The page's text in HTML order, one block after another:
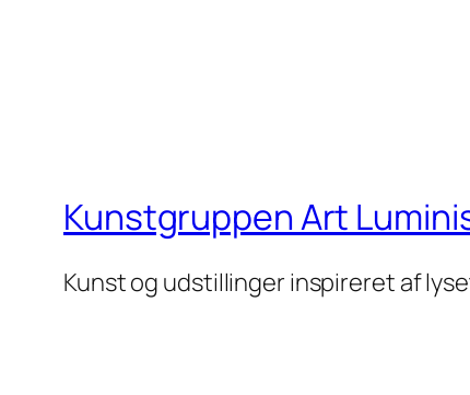
Kunstgruppen Art
Kunst og udstillinger inspireret af